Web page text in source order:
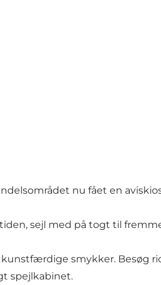
alderen 4 til 10. Museet er
1920'erne. Forestil dig at
i hinkerude dengang.
om skraldemændene.
skraldespand!
nu fået en
sejl med på togt til
smykker. Besøg
spejlkabinet.